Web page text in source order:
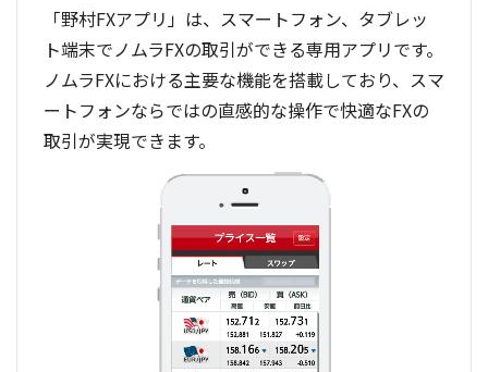
「野村FXアプリ」は、スマートフォン、タブレッ
ト端末でノムラFXの取引ができる専用アプリです。
ノムラFXにおける主要な機能を搭載しており、スマ
ートフォンならではの直感的な操作で快適なFXの
取引が実現できます。